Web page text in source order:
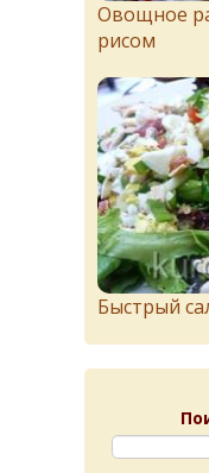
Овощное
рисом
Быстрый